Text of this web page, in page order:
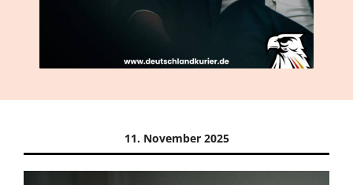
11. November 2025